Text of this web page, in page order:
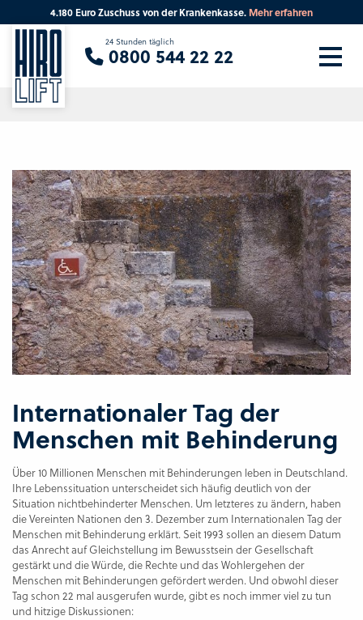
Internationaler Tag der
Menschen mit Behinderung
Über 10 Millionen Menschen mit Behinderungen leben in Deutschland.
Ihre Lebenssituation unterscheidet sich häufig deutlich von der
Situation nichtbehinderter Menschen. Um letzteres zu ändern, haben
die Vereinten Nationen den 3. Dezember zum Internationalen Tag der
Menschen mit Behinderung erklärt. Seit 1993 sollen an diesem Datum
das Anrecht auf Gleichstellung im Bewusstsein der Gesellschaft
gestärkt und die Würde, die Rechte und das Wohlergehen der
Menschen mit Behinderungen gefördert werden. Und obwohl dieser
Tag schon 22 mal ausgerufen wurde, gibt es noch immer viel zu tun
und hitzige Diskussionen:
4.180 Euro Zuschuss von der Krankenkasse. Mehr erfahren
24 Stunden täglich
0800 544 22 22
Sie suchen eine Beratung vor Ort?
Ihre PLZ Beratung